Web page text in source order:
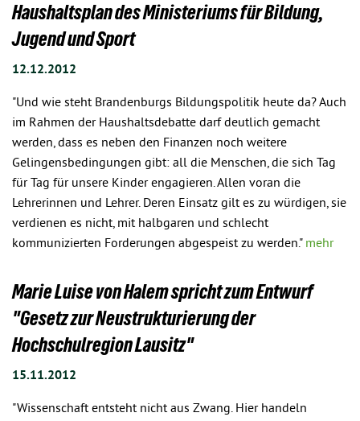
Haushaltsplan des Ministeriums für Bildung,
Jugend und Sport
12.12.2012
"Und wie steht Brandenburgs Bildungspolitik heute da? Auch
im Rahmen der Haushaltsdebatte darf deutlich gemacht
werden, dass es neben den Finanzen noch weitere
Gelingensbedingungen gibt: all die Menschen, die sich Tag
für Tag für unsere Kinder engagieren. Allen voran die
Lehrerinnen und Lehrer. Deren Einsatz gilt es zu würdigen, sie
verdienen es nicht, mit halbgaren und schlecht
kommunizierten Forderungen abgespeist zu werden." mehr
Marie Luise von Halem spricht zum Entwurf
"Gesetz zur Neustrukturierung der
Hochschulregion Lausitz"
15.11.2012
"Wissenschaft entsteht nicht aus Zwang. Hier handeln